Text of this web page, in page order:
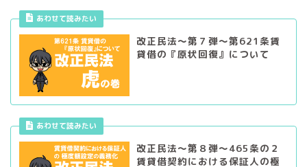
あわせて読みたい
改正民法～第７弾～第621条賃
貸借の『原状回復』について
あわせて読みたい
改正民法～第８弾～465条の２
賃貸借契約における保証人の極